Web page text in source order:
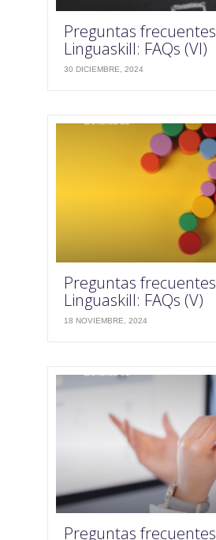
Preguntas frecuentes
Linguaskill: FAQs (VI)
30 DICIEMBRE, 2024
Preguntas frecuentes
Linguaskill: FAQs (V)
18 NOVIEMBRE, 2024
Preguntas frecuentes